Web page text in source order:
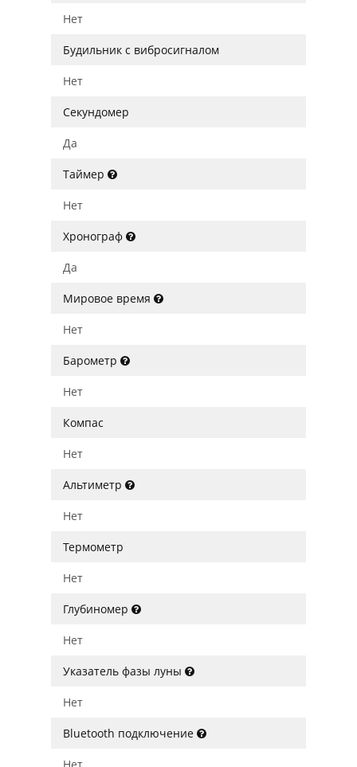
Нет
Будильник с вибросигналом
Нет
Секундомер
Да
Таймер
Нет
Хронограф
Да
Мировое время
Нет
Барометр
Нет
Компас
Нет
Альтиметр
Нет
Термометр
Нет
Глубиномер
Нет
Указатель фазы луны
Нет
Bluetooth подключение